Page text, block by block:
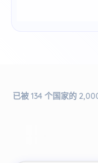
已被 134 个国家的